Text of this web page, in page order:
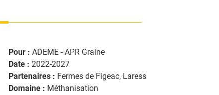
BIOÉCONOMIE
ESPACE PRESSE
Pour : ADEME - APR Graine
Date : 2022-2027
Partenaires : Fermes de Figeac, Laress
Domaine : Méthanisation